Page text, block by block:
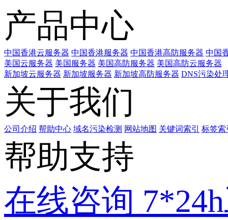
产品中心
中国香港云服务器 中国香港服务器 中国香港高防服务器 中国
美国云服务器 美国服务器 美国高防服务器 美国高防云服务器
新加坡云服务器 新加坡服务器 新加坡高防服务器 DNS污染处
关于我们
公司介绍 帮助中心 域名污染检测 网站地图 关键词索引 标签索
帮助支持
在线咨询